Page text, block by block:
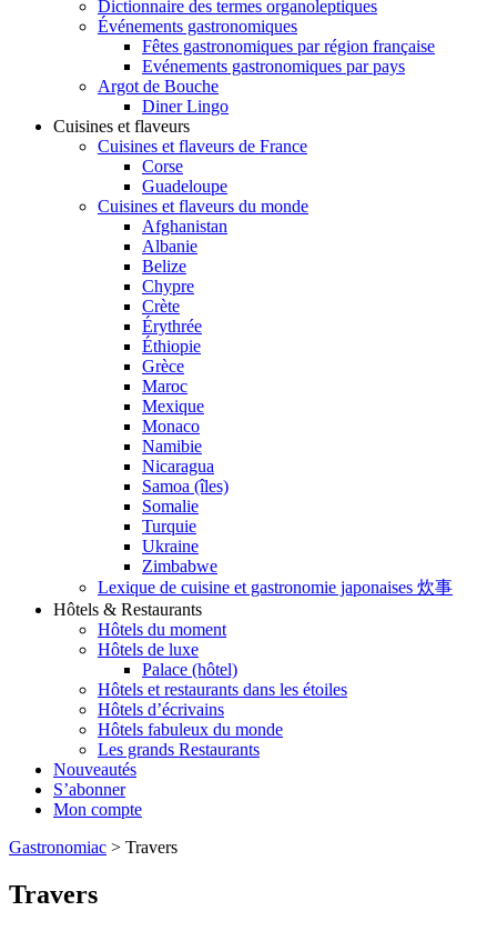
Dictionnaire des termes organoleptiques
Événements gastronomiques
Fêtes gastronomiques par région française
Evénements gastronomiques par pays
Argot de Bouche
Diner Lingo
Cuisines et flaveurs
Cuisines et flaveurs de France
Corse
Guadeloupe
Cuisines et flaveurs du monde
Afghanistan
Albanie
Belize
Chypre
Crète
Érythrée
Éthiopie
Grèce
Maroc
Mexique
Monaco
Namibie
Nicaragua
Samoa (îles)
Somalie
Turquie
Ukraine
Zimbabwe
Lexique de cuisine et gastronomie japonaises 炊事
Hôtels & Restaurants
Hôtels du moment
Hôtels de luxe
Palace (hôtel)
Hôtels et restaurants dans les étoiles
Hôtels d’écrivains
Hôtels fabuleux du monde
Les grands Restaurants
Nouveautés
S’abonner
Mon compte
Gastronomiac > Travers
Travers